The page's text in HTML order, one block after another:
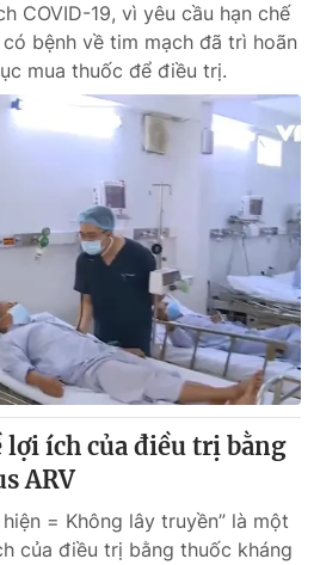
COVID-19, vì yêu cầu hạn chế
bệnh về tim mạch đã trì hoãn
mua thuốc để điều trị.
lợi ích của điều trị bằng
ARV
= Không lây truyền” là một
của điều trị bằng thuốc kháng